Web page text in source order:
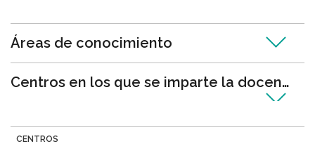
Áreas de conocimiento
Centros en los que se imparte la docencia
CENTROS